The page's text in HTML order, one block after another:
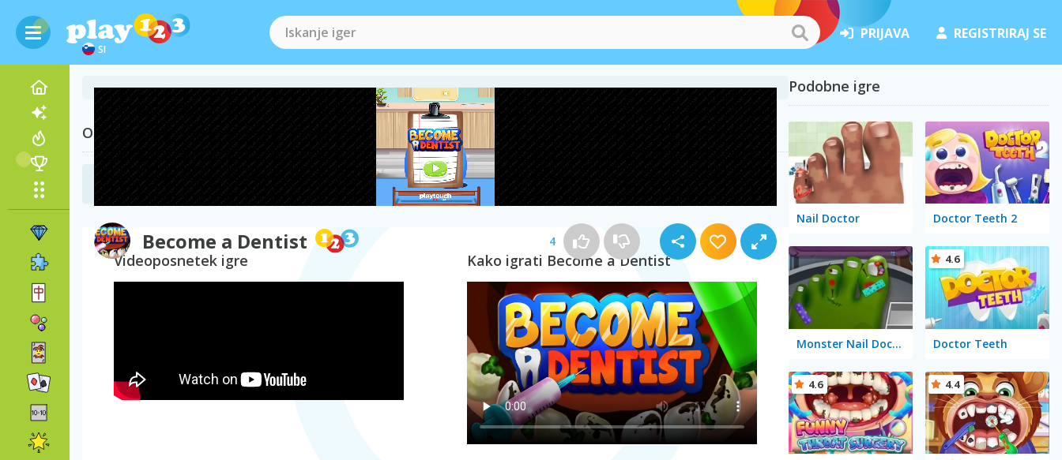
SI
PRIJAVA REGISTRIRAJ SE
Become a Dentist 4
Obiščite tudi
Videoposnetek igre Kako igrati Become a Dentist
Podobne igre
Nail Doctor Doctor Teeth 2
Monster Nail Doctor Doctor Teeth
4.6
4.6 4.4